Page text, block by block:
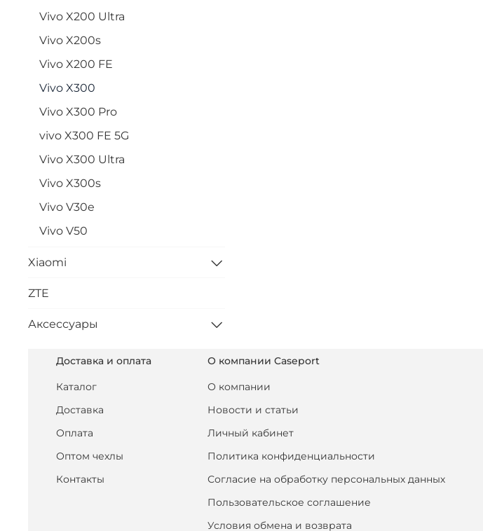
Vivo X200 Ultra
Vivo X200s
Vivo X200 FE
Vivo X300
Vivo X300 Pro
vivo X300 FE 5G
Vivo X300 Ultra
Vivo X300s
Vivo V30e
Vivo V50
Xiaomi
ZTE
Аксессуары
Доставка и оплата
Каталог
Доставка
Оплата
Оптом чехлы
Контакты
О компании Caseport
О компании
Новости и статьи
Личный кабинет
Политика конфиденциальности
Согласие на обработку персональных данных
Пользовательское соглашение
Условия обмена и возврата